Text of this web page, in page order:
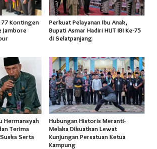
77 Kontingen
Jambore
Perkuat Pelayanan Ibu Anak,
Bupati Asmar Hadiri HUT IBI Ke-75
di Selatpanjang
Hermansyah
Terima
Serta
Hubungan Historis Meranti-
Melaka Dikuatkan Lewat
Kunjungan Persatuan Ketua
Kampung